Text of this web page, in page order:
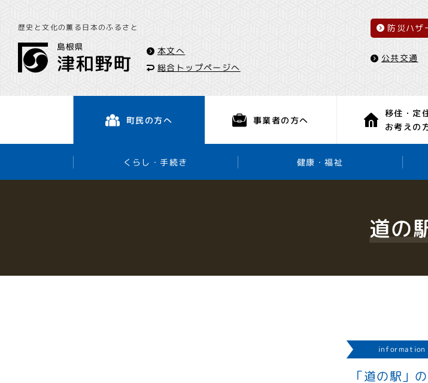
歴史と文化の薫る日本のふるさと
本文へ
総合トップページへ
防災ハザ
公共交通
町民の方へ
くらし・手続き 健康・福祉
事業者の方へ
移住・定
お考えの
道の
information
「道の駅」